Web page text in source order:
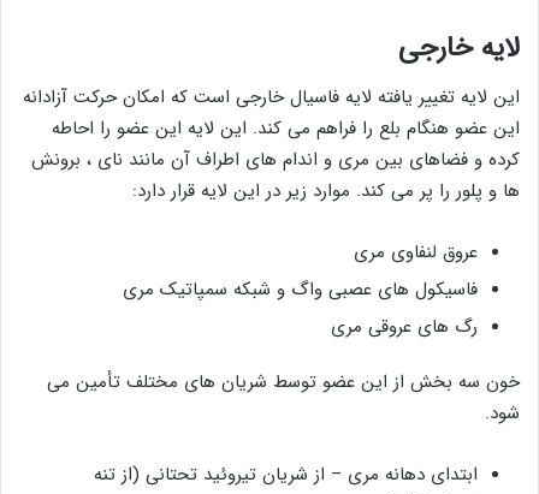
لایه خارجی
این لایه تغییر یافته لایه فاسیال خارجی است که امکان حرکت آزادانه
این عضو هنگام بلع را فراهم می کند. این لایه این عضو را احاطه
کرده و فضاهای بین مری و اندام های اطراف آن مانند نای ، برونش
ها و پلور را پر می کند. موارد زیر در این لایه قرار دارد:
عروق لنفاوی مری
فاسیکول های عصبی واگ و شبکه سمپاتیک مری
رگ های عروقی مری
خون سه بخش از این عضو توسط شریان های مختلف تأمین می
شود.
ابتدای دهانه مری – از شریان تیروئید تحتانی (از تنه